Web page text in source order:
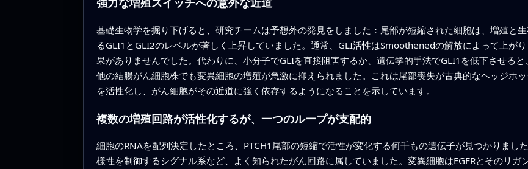
基礎生物学を掘り下げると、研究チームは予想外の発見をしました：尾部が短縮された細胞は、増殖と
るGLI1とGLI2のレベルが著しく上昇していました。通常、GLI活性はSmoothenedの解放によって上が
果がありませんでした。代わりに、小分子でGLIを直接阻害するか、遺伝学的手法でGLI1を低下させる
他の結腸がん細胞株でも変異細胞の増殖が急激に抑えられました。これは尾部喪失が古典的なヘッジホ
を活性化し、がん細胞がその近道に強く依存するようになることを示しています。
複数の増殖回路が活性化するが、一つのループが支配的
細胞のRNAを配列決定したところ、PTCH1尾部の短縮で活性が変化する何千もの遺伝子が見つかりまし
様性を制御するシグナル系など、よく知られたがん回路に属していました。変異細胞はEGFRとそのリ